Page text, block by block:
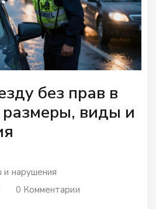
без прав в
виды и
нарушения
0 Комментарии